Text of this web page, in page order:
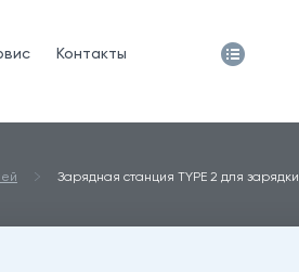
Контакты
Зарядная станция TYPE 2 для